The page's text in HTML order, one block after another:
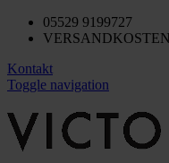
05529 9199727
Kontakt
Toggle navigation